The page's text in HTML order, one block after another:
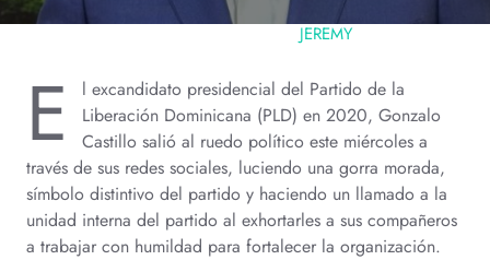
JEREMY
E
l excandidato presidencial del Partido de la
Liberación Dominicana (PLD) en 2020, Gonzalo
Castillo salió al ruedo político este miércoles a
través de sus redes sociales, luciendo una gorra morada,
símbolo distintivo del partido y haciendo un llamado a la
unidad interna del partido al exhortarles a sus compañeros
a trabajar con humildad para fortalecer la organización.